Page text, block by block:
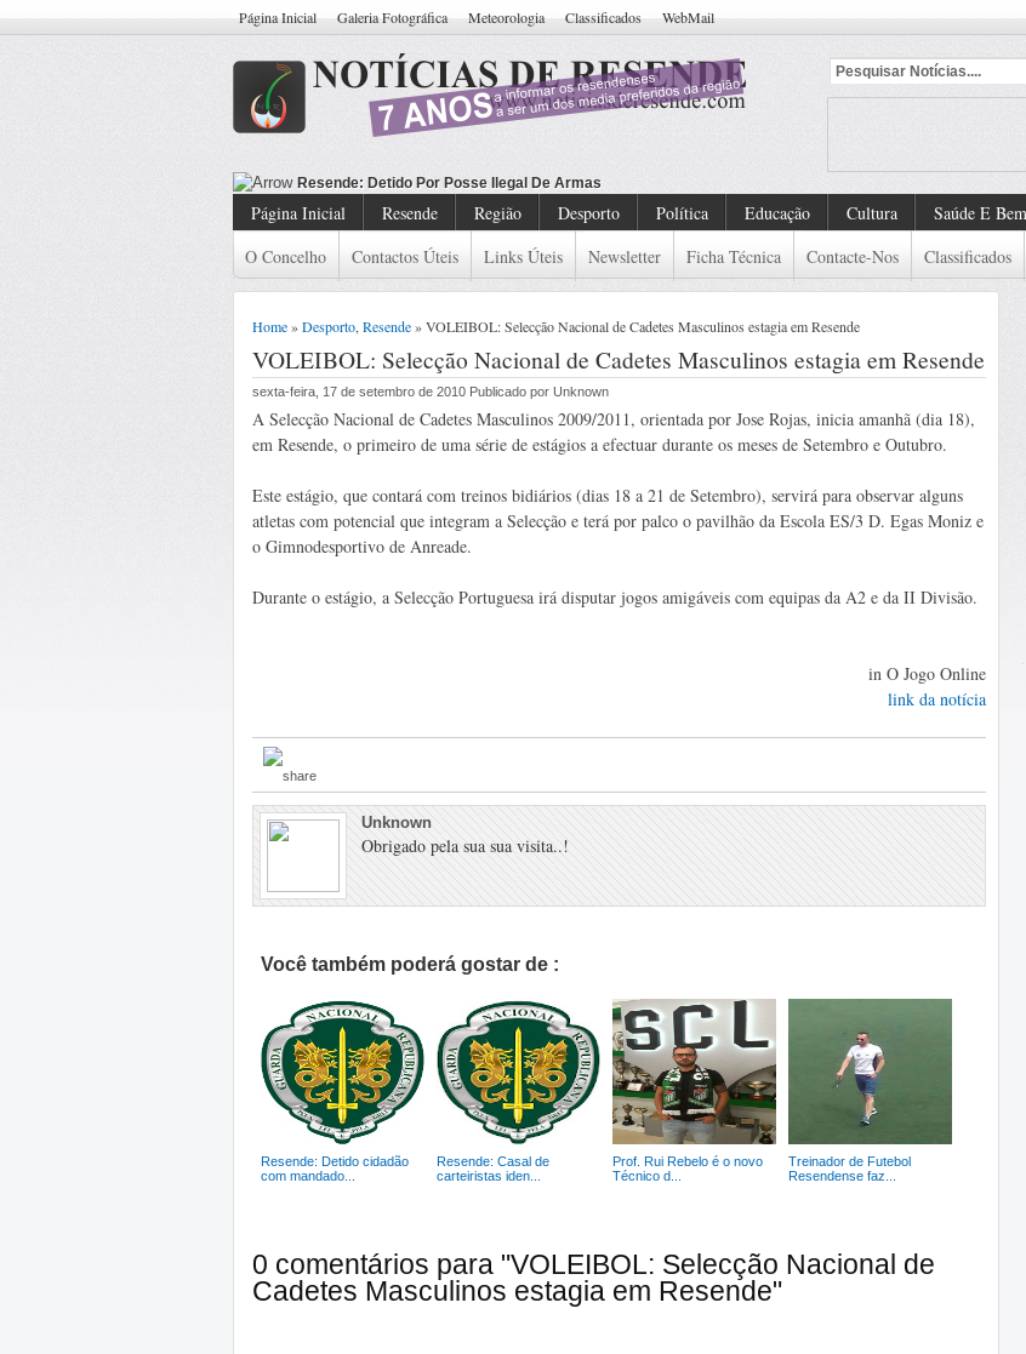
Página Inicial Galeria Fotográfica Meteorologia Classificados WebMail
Resende: De
Página Inicial Resende Região Desporto Política Educação Cultura Saúde E
O Concelho
Contactos Úteis Links Úteis Newsletter Ficha Técnica Contacte-Nos Classificados
Home»Desporto Resende» VOLEIBOL: Selecção Nacional de Cadetes Masculinos estagia em Resende
VOLEIBOL: Selecção Nacional de Cadetes Masculinos estagia em Resende
sexta-feira, 17 de setembro de 2010 Publicado por Unknown
A Selecção Nacional de Cadetes Masculinos 2009/2011, orientada por Jose Rojas, inicia amanhã (dia 18),
em Resende, o primeiro de uma série de estágios a efectuar durante os meses de Setembro e Outubro.
Este estágio, que contará com treinos bidiários (dias 18 a 21 de Setembro), servirá para observar alguns
atletas com potencial que integram a Selecção e terá por palco o pavilhão da Escola ES/3 D. Egas Moniz e
o Gimnodesportivo de Anreade.
Durante o estágio, a Selecção Portuguesa irá disputar jogos amigáveis com equipas da A2 e da II Divisão.
in O Jogo Online
link da notícia
Unknown
Obrigado pela sua sua visita..!
Você também poderá gostar de :
Resende: Detido cidadão
com mandado...
Resende: Casal de
carteiristas iden...
Prof. Rui Rebelo é o novo
Técnico d...
Treinador de Futebol
Resendense faz...
0 comentários para "VOLEIBOL: Selecção Nacional de
Cadetes Masculinos estagia em Resende"